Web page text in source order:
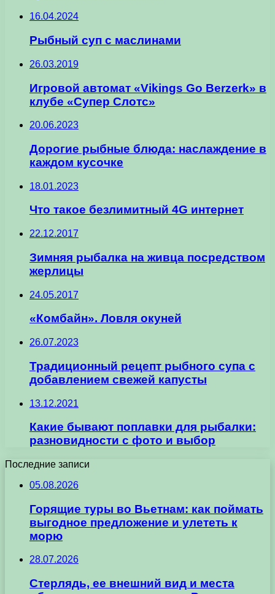
16.04.2024
Рыбный суп с маслинами
26.03.2019
Игровой автомат «Vikings Go Berzerk» в
клубе «Супер Слотс»
20.06.2023
Дорогие рыбные блюда: наслаждение в
каждом кусочке
18.01.2023
Что такое безлимитный 4G интернет
22.12.2017
Зимняя рыбалка на живца посредством
жерлицы
24.05.2017
«Комбайн». Ловля окуней
26.07.2023
Традиционный рецепт рыбного супа с
добавлением свежей капусты
13.12.2021
Какие бывают поплавки для рыбалки:
разновидности с фото и выбор
Последние записи
05.08.2026
Горящие туры во Вьетнам: как поймать
выгодное предложение и улететь к
морю
28.07.2026
Стерлядь, ее внешний вид и места